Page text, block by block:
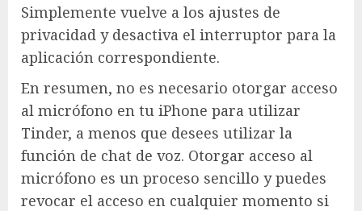
Simplemente vuelve a los ajustes de
privacidad y desactiva el interruptor para la
aplicación correspondiente.
En resumen, no es necesario otorgar acceso
al micrófono en tu iPhone para utilizar
Tinder, a menos que desees utilizar la
función de chat de voz. Otorgar acceso al
micrófono es un proceso sencillo y puedes
revocar el acceso en cualquier momento si